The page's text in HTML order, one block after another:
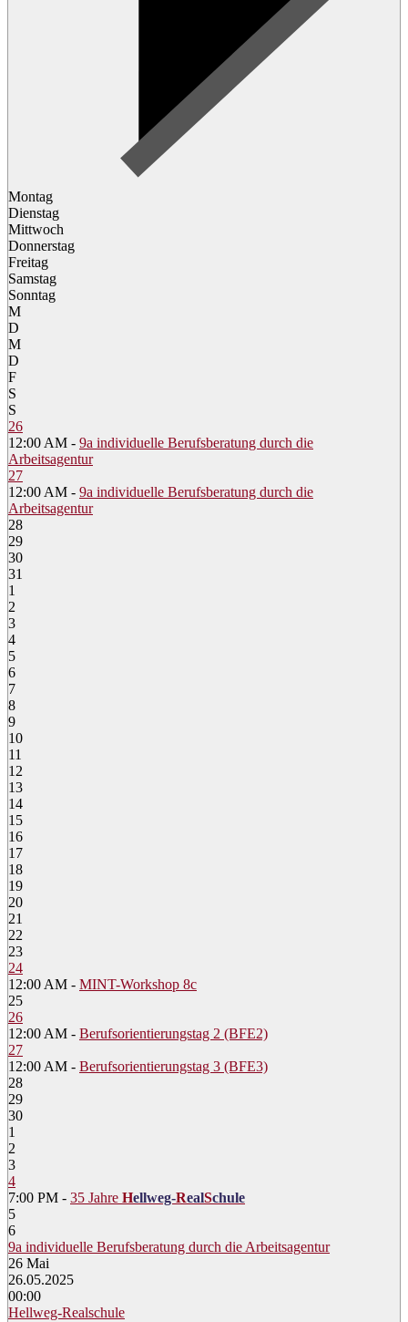
Montag
Dienstag
Mittwoch
Donnerstag
Freitag
Samstag
Sonntag
M
D
M
D
F
S
S
26
12:00 AM - 9a individuelle Berufsberatung durch die
Arbeitsagentur
27
12:00 AM - 9a individuelle Berufsberatung durch die
Arbeitsagentur
28
29
30
31
1
2
3
4
5
6
7
8
9
10
11
12
13
14
15
16
17
18
19
20
21
22
23
24
12:00 AM - MINT-Workshop 8c
25
26
12:00 AM - Berufsorientierungstag 2 (BFE2)
27
12:00 AM - Berufsorientierungstag 3 (BFE3)
28
29
30
1
2
3
4
7:00 PM - 35 Jahre Hellweg-RealSchule
5
6
9a individuelle Berufsberatung durch die Arbeitsagentur
26 Mai
26.05.2025
00:00
Hellweg-Realschule